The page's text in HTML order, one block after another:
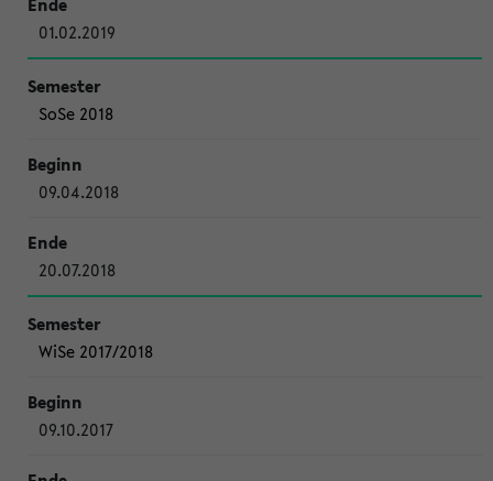
01.02.2019
SoSe 2018
09.04.2018
20.07.2018
WiSe 2017/2018
09.10.2017